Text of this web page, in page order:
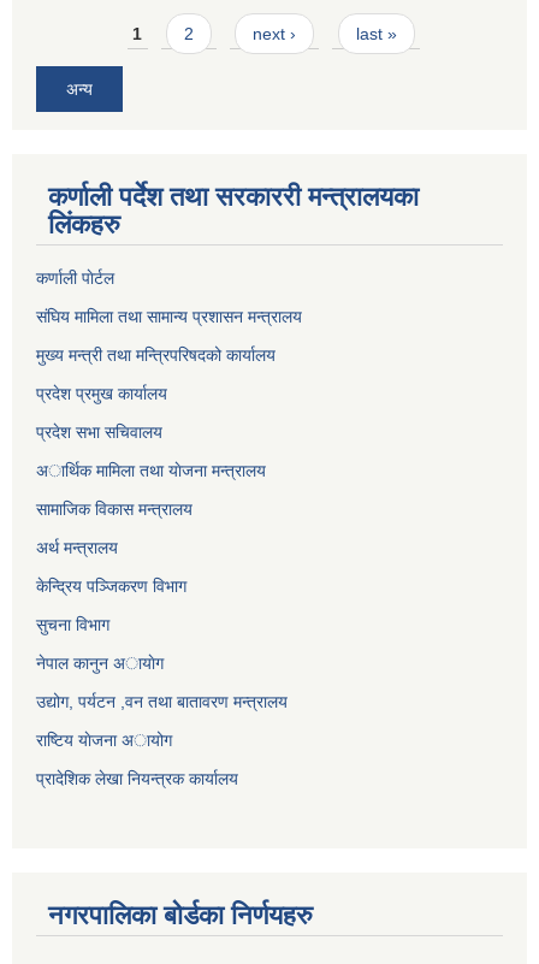
Pages1 2 next › last »
अन्य
कर्णाली पर्देश तथा सरकाररी मन्त्रालयका
लिंकहरु
कर्णाली पाेर्टल
संघिय मामिला तथा सामान्य प्रशासन मन्त्रालय
मुख्य मन्त्री तथा मन्त्रिपरिषदको कार्यालय
प्रदेश प्रमुख कार्यालय
प्रदेश सभा सचिवालय
अार्थिक मामिला तथा याेजना मन्त्रालय
सामाजिक विकास मन्त्रालय
अर्थ मन्त्रालय
केन्द्रिय पञ्जिकरण विभाग
सुचना विभाग
नेपाल कानुन अायाेग
उद्योग, पर्यटन ,वन तथा बातावरण मन्त्रालय
राष्टिय याेजना अायोग
प्रादेशिक लेखा नियन्त्रक कार्यालय
नगरपालिका बोर्डका निर्णयहरु